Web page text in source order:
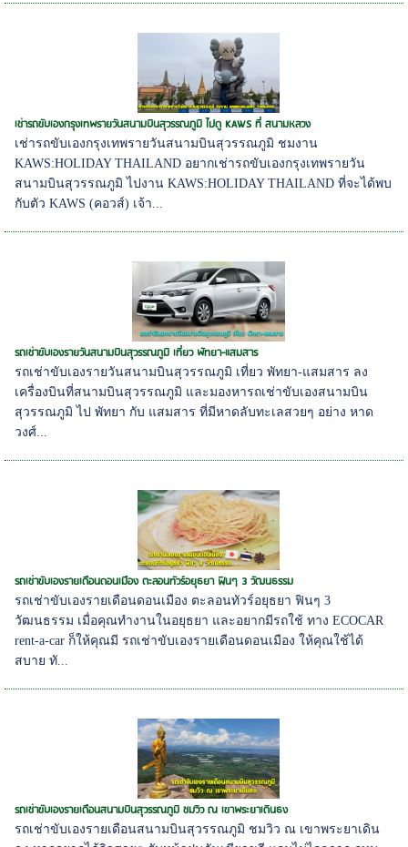
เช่ารถขับเองกรุงเทพรายวันสนามบินสุวรรณภูมิ ไปดู KAWS ที่ สนามหลวง
เช่ารถขับเองกรุงเทพรายวันสนามบินสุวรรณภูมิ ชมงาน
KAWS:HOLIDAY THAILAND อยากเช่ารถขับเองกรุงเทพรายวัน
สนามบินสุวรรณภูมิ ไปงาน KAWS:HOLIDAY THAILAND ที่จะได้พบ
กับตัว KAWS (คอวส์) เจ้า...
รถเช่าขับเองรายวันสนามบินสุวรรณภูมิ เที่ยว พัทยา-แสมสาร
รถเช่าขับเองรายวันสนามบินสุวรรณภูมิ เที่ยว พัทยา-แสมสาร ลง
เครื่องบินที่สนามบินสุวรรณภูมิ และมองหารถเช่าขับเองสนามบิน
สุวรรณภูมิ ไป พัทยา กับ แสมสาร ที่มีหาดลับทะเลสวยๆ อย่าง หาด
วงศ์...
รถเช่าขับเองรายเดือนดอนเมือง ตะลอนทัวร์อยุธยา ฟินๆ 3 วัฒนธรรม
รถเช่าขับเองรายเดือนดอนเมือง ตะลอนทัวร์อยุธยา ฟินๆ 3
วัฒนธรรม เมื่อคุณทำงานในอยุธยา และอยากมีรถใช้ ทาง ECOCAR
rent-a-car ก็ให้คุณมี รถเช่าขับเองรายเดือนดอนเมือง ให้คุณใช้ได้
สบาย ทั...
รถเช่าขับเองรายเดือนสนามบินสุวรรณภูมิ ชมวิว ณ เขาพระยาเดินธง
รถเช่าขับเองรายเดือนสนามบินสุวรรณภูมิ ชมวิว ณ เขาพระยาเดิน